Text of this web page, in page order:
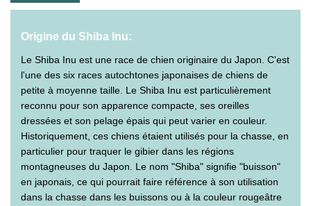
Origine du Shiba Inu:
Le Shiba Inu est une race de chien originaire du Japon. C'est
l'une des six races autochtones japonaises de chiens de
petite à moyenne taille. Le Shiba Inu est particulièrement
reconnu pour son apparence compacte, ses oreilles
dressées et son pelage épais qui peut varier en couleur.
Historiquement, ces chiens étaient utilisés pour la chasse, en
particulier pour traquer le gibier dans les régions
montagneuses du Japon. Le nom "Shiba" signifie "buisson"
en japonais, ce qui pourrait faire référence à son utilisation
dans la chasse dans les buissons ou à la couleur rougeâtre